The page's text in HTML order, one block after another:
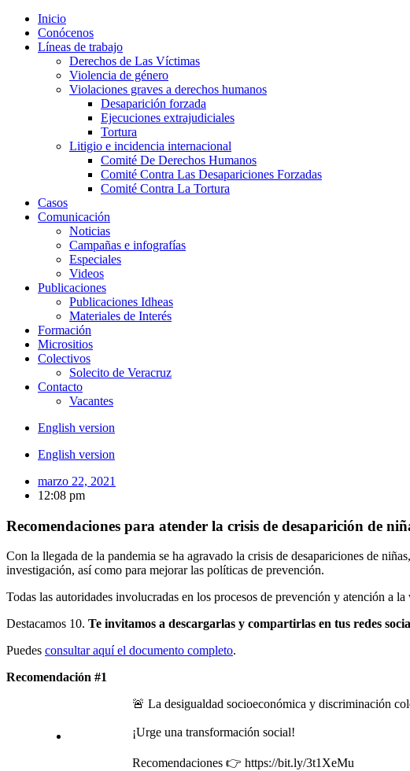
Inicio
Conócenos
Líneas de trabajo
Derechos de Las Víctimas
Violencia de género
Violaciones graves a derechos humanos
Desaparición forzada​
Ejecuciones extrajudiciales
Tortura
Litigio e incidencia internacional
Comité De Derechos Humanos​
Comité Contra Las Desapariciones Forzadas
Comité Contra La Tortura​
Casos
Comunicación
Noticias
Campañas e infografías
Especiales
Videos
Publicaciones
Publicaciones Idheas
Materiales de Interés
Formación
Micrositios
Colectivos
Solecito de Veracruz
Contacto
Vacantes
English version
English version
marzo 22, 2021
12:08 pm
Recomendaciones para atender la crisis de desaparición de
Con la llegada de la pandemia se ha agravado la crisis de desapariciones de
investigación, así como para mejorar las políticas de prevención.
Todas las autoridades involucradas en los procesos de prevención y atención a
Destacamos 10. Te invitamos a descargarlas y compartirlas en tus redes
Puedes consultar aquí el documento completo.
Recomendación #1
🚨 La desigualdad socioeconómica y discriminación
¡Urge una transformación social!
Recomendaciones 👉 https://bit.ly/3t1XeMu